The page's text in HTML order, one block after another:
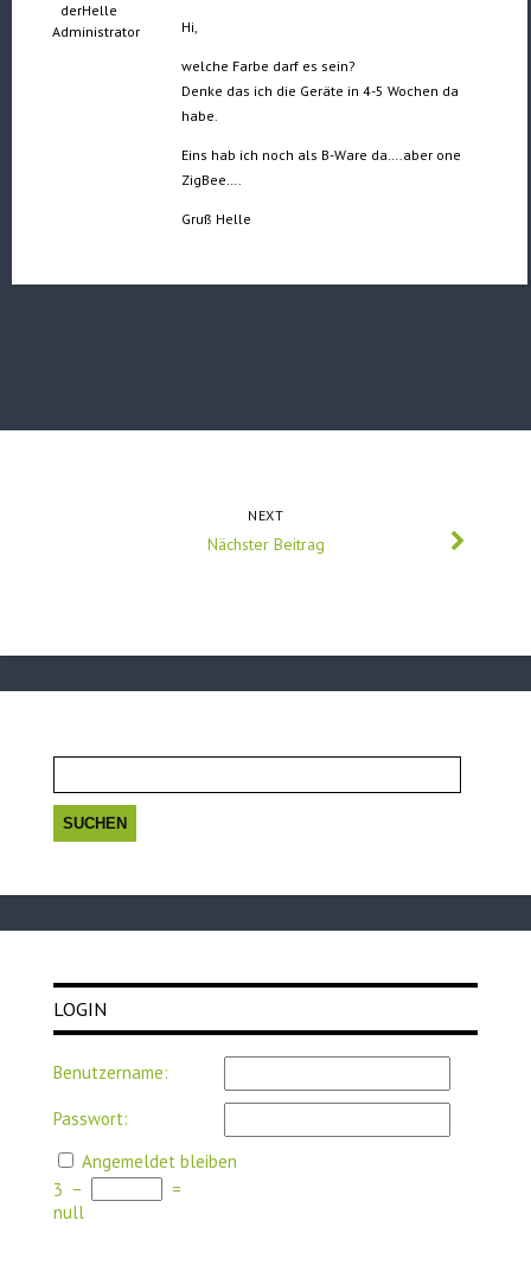
derHelle
Administrator
Hi,
welche Farbe darf es sein?
Denke das ich die Geräte in 4-5 Wochen da
habe.
Eins hab ich noch als B-Ware da….aber one
ZigBee….
Gruß Helle
NEXT
Nächster Beitrag
nach:
LOGIN
Benutzername:
Passwort:
Angemeldet bleiben
3 −
=
null